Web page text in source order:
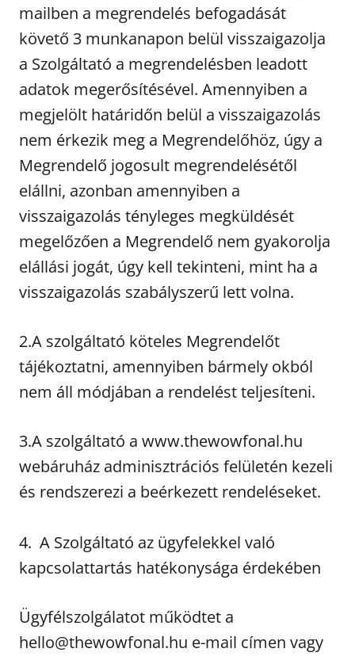
mailben a megrendelés befogadását
követő 3 munkanapon belül visszaigazolja
a Szolgáltató a megrendelésben leadott
adatok megerősítésével. Amennyiben a
megjelölt határidőn belül a visszaigazolás
nem érkezik meg a Megrendelőhöz, úgy a
Megrendelő jogosult megrendelésétől
elállni, azonban amennyiben a
visszaigazolás tényleges megküldését
megelőzően a Megrendelő nem gyakorolja
elállási jogát, úgy kell tekinteni, mint ha a
visszaigazolás szabályszerű lett volna.
2.A szolgáltató köteles Megrendelőt
tájékoztatni, amennyiben bármely okból
nem áll módjában a rendelést teljesíteni.
3.A szolgáltató a www.thewowfonal.hu
webáruház adminisztrációs felületén kezeli
és rendszerezi a beérkezett rendeléseket.
4. A Szolgáltató az ügyfelekkel való
kapcsolattartás hatékonysága érdekében
Ügyfélszolgálatot működtet a
hello@thewowfonal.hu e-mail címen vagy